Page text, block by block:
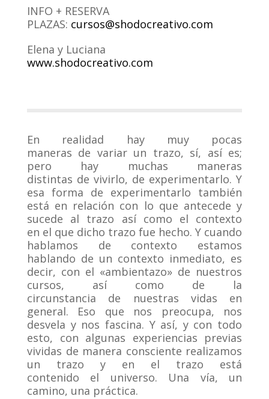
INFO + RESERVA
PLAZAS: cursos@shodocreativo.com
Elena y Luciana
www.shodocreativo.com
En realidad hay muy pocas
maneras de variar un trazo, sí, así es;
pero hay muchas maneras
distintas de vivirlo, de experimentarlo. Y
esa forma de experimentarlo también
está en relación con lo que antecede y
sucede al trazo así como el contexto
en el que dicho trazo fue hecho. Y cuando
hablamos de contexto estamos
hablando de un contexto inmediato, es
decir, con el «ambientazo» de nuestros
cursos, así como de la
circunstancia de nuestras vidas en
general. Eso que nos preocupa, nos
desvela y nos fascina. Y así, y con todo
esto, con algunas experiencias previas
vividas de manera consciente realizamos
un trazo y en el trazo está
contenido el universo. Una vía, un
camino, una práctica.